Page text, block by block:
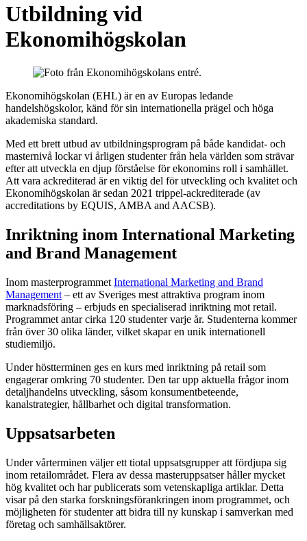
Utbildning vid
Ekonomihögskolan
Ekonomihögskolan (EHL) är en av Europas ledande
handelshögskolor, känd för sin internationella prägel och höga
akademiska standard.
Med ett brett utbud av utbildningsprogram på både kandidat- och
masternivå lockar vi årligen studenter från hela världen som strävar
efter att utveckla en djup förståelse för ekonomins roll i samhället.​
Att vara ackrediterad är en viktig del för utveckling och kvalitet och
Ekonomihögskolan är sedan 2021 trippel-ackrediterade (av
accreditations by EQUIS, AMBA and AACSB).
Inriktning inom International Marketing
and Brand Management
Inom masterprogrammet International Marketing and Brand
Management – ett av Sveriges mest attraktiva program inom
marknadsföring – erbjuds en specialiserad inriktning mot retail.
Programmet antar cirka 120 studenter varje år. Studenterna kommer
från över 30 olika länder, vilket skapar en unik internationell
studiemiljö.
Under höstterminen ges en kurs med inriktning på retail som
engagerar omkring 70 studenter. Den tar upp aktuella frågor inom
detaljhandelns utveckling, såsom konsumentbeteende,
kanalstrategier, hållbarhet och digital transformation.
Uppsatsarbeten
Under vårterminen väljer ett tiotal uppsatsgrupper att fördjupa sig
inom retailområdet. Flera av dessa masteruppsatser håller mycket
hög kvalitet och har publicerats som vetenskapliga artiklar. Detta
visar på den starka forskningsförankringen inom programmet, och
möjligheten för studenter att bidra till ny kunskap i samverkan med
företag och samhällsaktörer.